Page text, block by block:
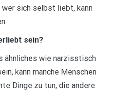
wer sich selbst liebt, kann
sein?
wie narzisstisch
kann manche Menschen
Dinge zu tun, die andere